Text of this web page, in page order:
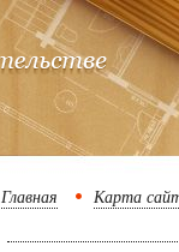
Главная Карта